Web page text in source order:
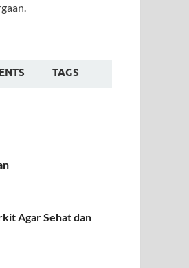
TAGS
Agar Sehat dan